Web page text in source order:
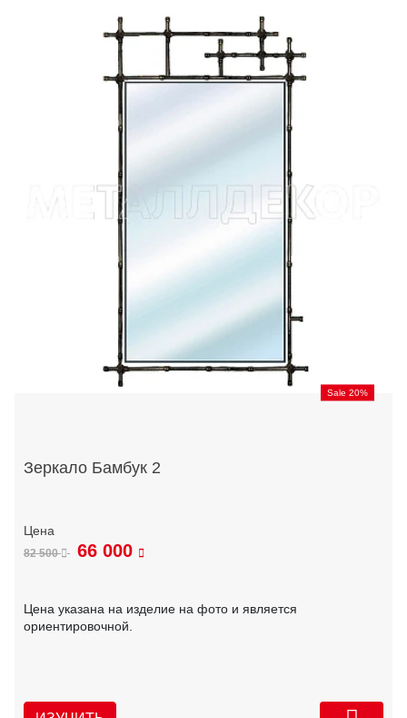
Sale 20%
Зеркало Бамбук 2
82 500 66 000
Цена указана на изделие на фото и является
ориентировочной.